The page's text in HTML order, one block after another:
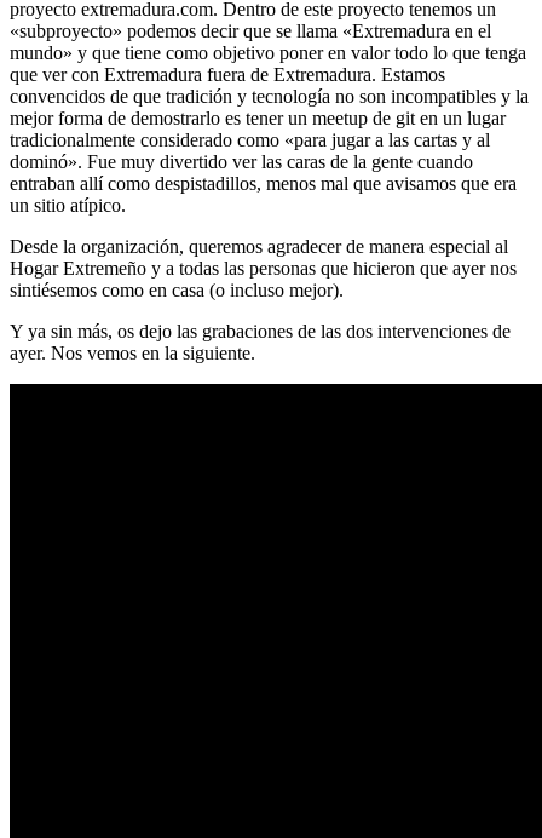
proyecto extremadura.com. Dentro de este proyecto tenemos un
«subproyecto» podemos decir que se llama «Extremadura en el
mundo» y que tiene como objetivo poner en valor todo lo que tenga
que ver con Extremadura fuera de Extremadura. Estamos
convencidos de que tradición y tecnología no son incompatibles y la
mejor forma de demostrarlo es tener un meetup de git en un lugar
tradicionalmente considerado como «para jugar a las cartas y al
dominó». Fue muy divertido ver las caras de la gente cuando
entraban allí como despistadillos, menos mal que avisamos que era
un sitio atípico.
Desde la organización, queremos agradecer de manera especial al
Hogar Extremeño y a todas las personas que hicieron que ayer nos
sintiésemos como en casa (o incluso mejor).
Y ya sin más, os dejo las grabaciones de las dos intervenciones de
ayer. Nos vemos en la siguiente.